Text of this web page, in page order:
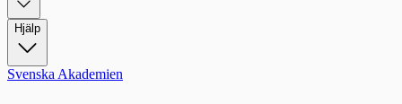
Hjälp
Svenska Akademien